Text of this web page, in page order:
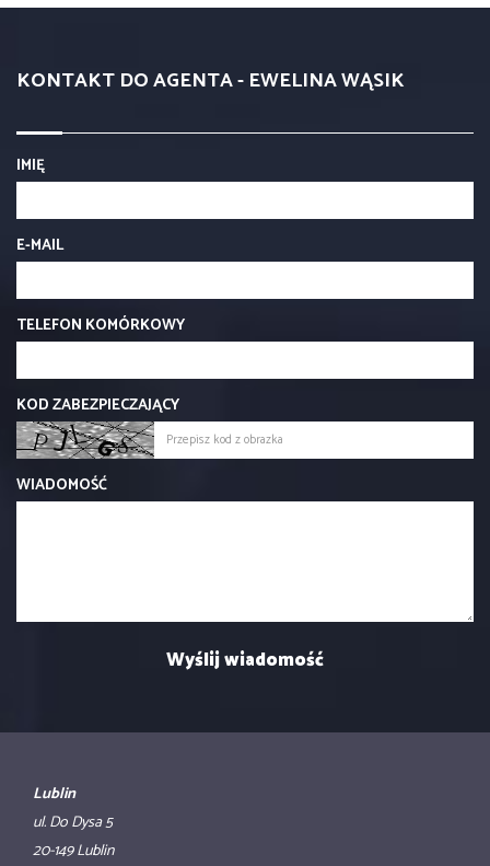
KONTAKT DO AGENTA - EWELINA WĄSIK
IMIĘ
E-MAIL
TELEFON KOMÓRKOWY
KOD ZABEZPIECZAJĄCY
WIADOMOŚĆ
Lublin
ul. Do Dysa 5
20-149 Lublin